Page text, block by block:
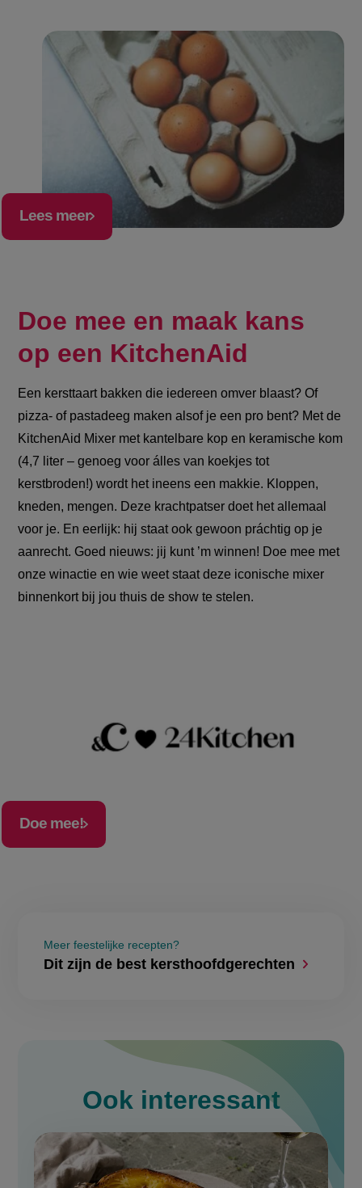
Lees meer
Doe mee en maak kans
op een KitchenAid
Een kersttaart bakken die iedereen omver blaast? Of
pizza- of pastadeeg maken alsof je een pro bent? Met de
KitchenAid Mixer met kantelbare kop en keramische kom
(4,7 liter – genoeg voor álles van koekjes tot
kerstbroden!) wordt het ineens een makkie. Kloppen,
kneden, mengen. Deze krachtpatser doet het allemaal
voor je. En eerlijk: hij staat ook gewoon práchtig op je
aanrecht. Goed nieuws: jij kunt ’m winnen! Doe mee met
onze winactie en wie weet staat deze iconische mixer
binnenkort bij jou thuis de show te stelen.
Doe mee!
Meer feestelijke recepten?
Dit zijn de best kersthoofdgerechten
Ook interessant